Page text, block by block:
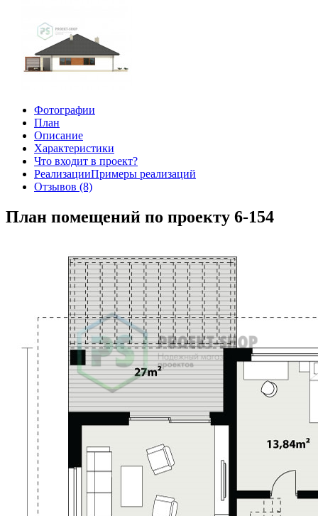
Фотографии
План
Описание
Характеристики
Что входит в проект?
РеализацииПримеры реализаций
Отзывов (8)
План помещений по проекту 6-154